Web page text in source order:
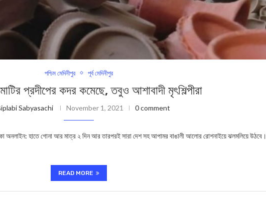
পশ্চিম মেদিনীপুর পূর্ব মেদিনীপুর
প্রদীপের কদর কমেছে, তবুও আশাবাদী মৃৎশিল্পীরা
Sabyasachi November 1, 2021 0 comment
অনলাইন: হাতে গোনা আর মাত্র ২ দিন আর তারপরই সারা দেশ সহ আপামর বাঙালী আলোর রোশনাইয়ে ঝলমলিয়ে উঠবে।
READ MORE